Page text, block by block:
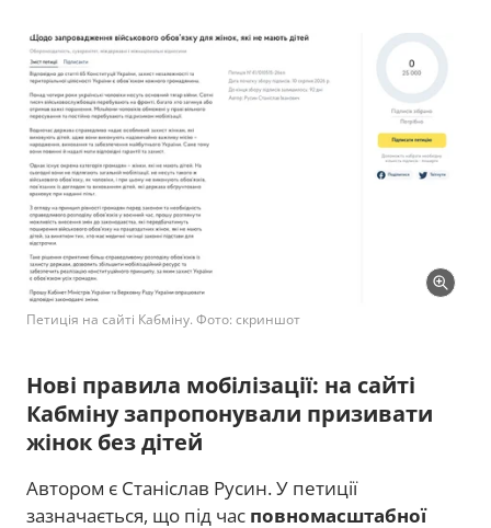
Петиція на сайті Кабміну. Фото: скриншот
Нові правила мобілізації: на сайті
Кабміну запропонували призивати
жінок без дітей
Автором є Станіслав Русин. У петиції
зазначається, що під час повномасштабної